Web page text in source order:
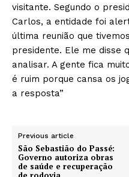
visitante. Segundo o
Carlos, a entidade foi
última reunião que
presidente. Ele me disse
analisar. A gente fica
é ruim porque cansa os
a resposta”
Previous article
São Sebastião do Passé:
Governo autoriza obras
de saúde e recuperação